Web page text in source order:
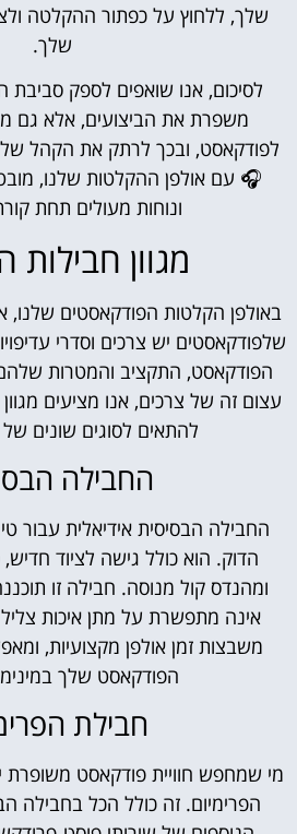
שלך, ללחוץ על כפתור ההקלטה
שלך.
לסיכום, אנו שואפים לספק
משפרת את הביצועים, אלא גם
לפודקאסט, ובכך לרתק את הקהל
🎧 עם אולפן ההקלטות שלנו,
ונוחות מעולים תחת
מגוון
באולפן הקלטות הפודקאסטים שלנו,
שלפודקאסטים יש צרכים וסדרי
הפודקאסט, התקציב והמטרות
עצום זה של צרכים, אנו מציעים
להתאים לסוגים שונים
החבילה
החבילה הבסיסית אידיאלית עבור
הדוק. הוא כולל גישה לציוד
ומהנדס קול מנוסה. חבילה זו
אינה מתפשרת על מתן איכות
משבצות זמן אולפן מקצועיות,
הפודקאסט שלך
חבילת
מי שמחפש חוויית פודקאסט משופרת
הפרימיום. זה כולל הכל בחבילה